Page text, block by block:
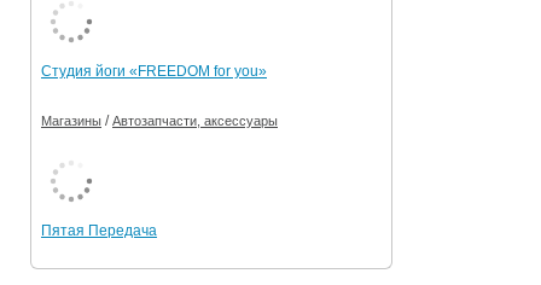
Студия йоги «FREEDOM for you»
Магазины /Автозапчасти, аксессуары
Пятая Передача